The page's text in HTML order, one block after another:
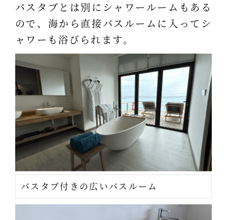
バスタブとは別にシャワールームもある
ので、海から直接バスルームに入ってシ
ャワーも浴びられます。
バスタブ付きの広いバスルーム